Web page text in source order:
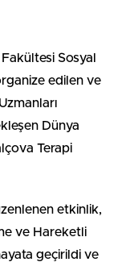
Sosyal
edilen ve
Dünya
Terapi
etkinlik,
ve Hareketli
geçirildi ve